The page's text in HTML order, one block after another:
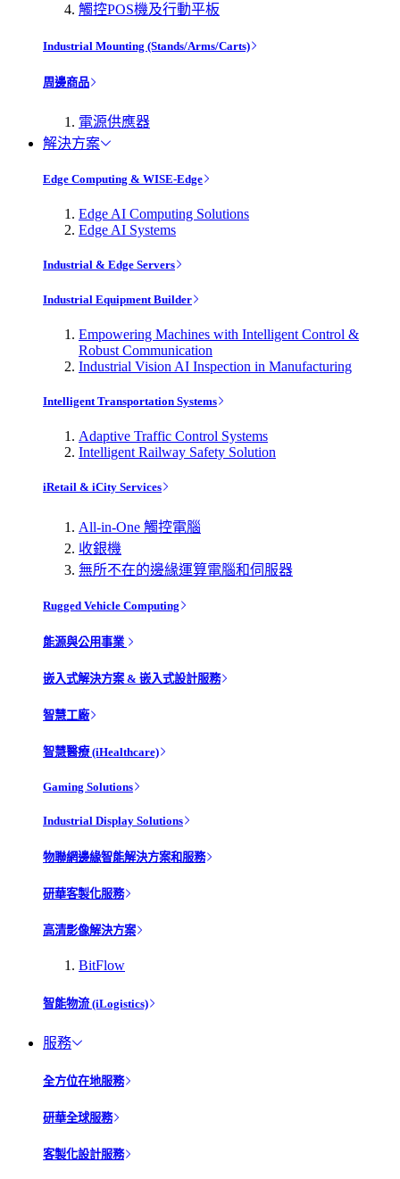
觸控POS機及行動平板
Industrial Mounting (Stands/Arms/Carts)
周邊商品
電源供應器
解決方案
Edge Computing & WISE-Edge
Edge AI Computing Solutions
Edge AI Systems
Industrial & Edge Servers
Industrial Equipment Builder
Empowering Machines with Intelligent Control &
Robust Communication
Industrial Vision AI Inspection in Manufacturing
Intelligent Transportation Systems
Adaptive Traffic Control Systems
Intelligent Railway Safety Solution
iRetail & iCity Services
All-in-One 觸控電腦
收銀機
無所不在的邊緣運算電腦和伺服器
Rugged Vehicle Computing
能源與公用事業
嵌入式解決方案 & 嵌入式設計服務
智慧工廠
智慧醫療 (iHealthcare)
Gaming Solutions
Industrial Display Solutions
物聯網邊緣智能解決方案和服務
研華客製化服務
高清影像解決方案
BitFlow
智能物流 (iLogistics)
服務
全方位在地服務
研華全球服務
客製化設計服務